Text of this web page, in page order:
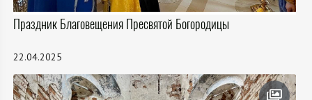
Праздник Благовещения Пресвятой Богородицы
22.04.2025